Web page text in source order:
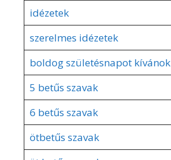
idézetek
szerelmes idézetek
boldog születésnapot kívánok
5 betűs szavak
6 betűs szavak
ötbetűs szavak